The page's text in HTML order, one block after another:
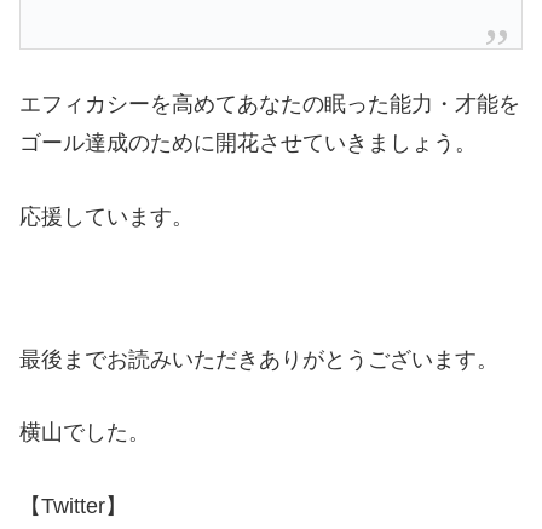
エフィカシーを高めてあなたの眠った能力・才能を
ゴール達成のために開花させていきましょう。
応援しています。
最後までお読みいただきありがとうございます。
横山でした。
【Twitter】